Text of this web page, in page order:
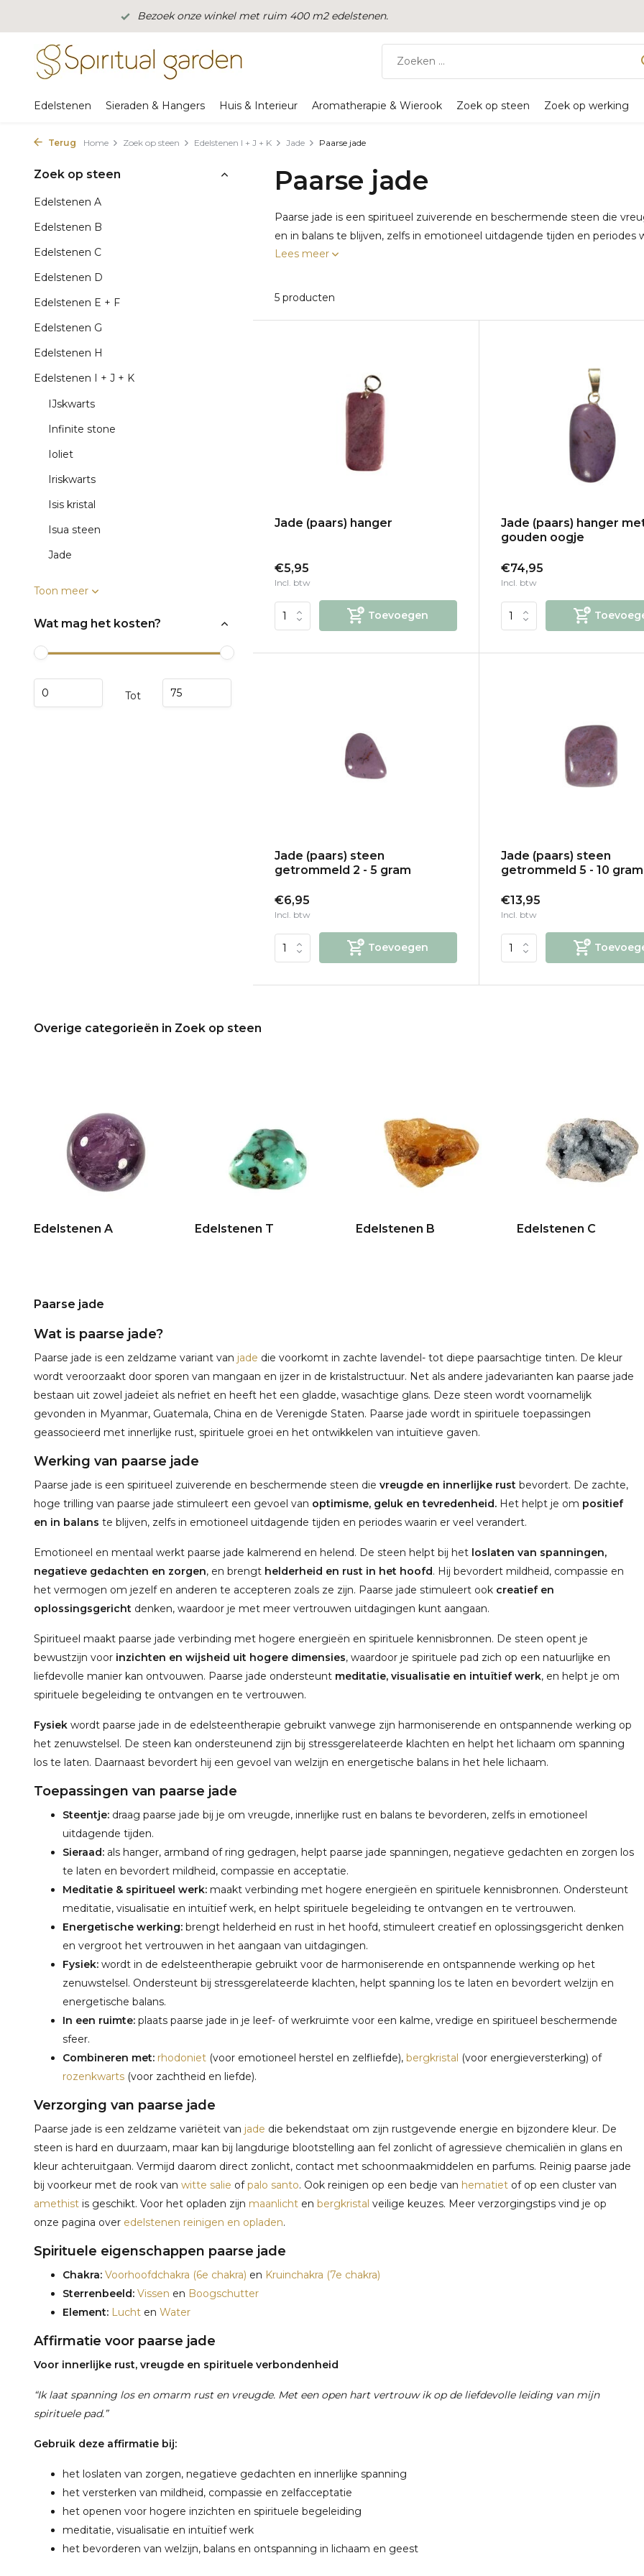
Bezoek onze winkel met ruim 400 m2 edelstenen.
Edelstenen Sieraden & Hangers Huis & Interieur Aromatherapie & Wierook Zoek op steen Zoek op werking
Terug Home Zoek op steen Edelstenen I + J + K Jade Paarse jade
Zoek op steen
Edelstenen A
Edelstenen B
Edelstenen C
Edelstenen D
Edelstenen E + F
Edelstenen G
Edelstenen H
Edelstenen I + J + K
IJskwarts
Infinite stone
Ioliet
Iriskwarts
Isis kristal
Isua steen
Jade
Toon meer
Wat mag het kosten?
Tot
Paarse jade
Paarse jade is een spiritueel zuiverende en beschermende steen die
en in balans te blijven, zelfs in emotioneel uitdagende tijden en periodes
Lees meer
5 producten
Jade (paars) hanger
€5,95
Incl. btw
Toevoegen
Jade (paars) hanger
gouden oogje
€74,95
Incl. btw
Jade (paars) steen
getrommeld 2 - 5 gram
€6,95
Incl. btw
Toevoegen
Jade (paars) steen
getrommeld 5 - 10 gram
€13,95
Incl. btw
Overige categorieën in Zoek op steen
Edelstenen A Edelstenen T Edelstenen B Edelstenen C
Paarse jade
Wat is paarse jade?
Paarse jade is een zeldzame variant van jade die voorkomt in zachte lavendel- tot diepe paarsachtige tinten. De kleur
wordt veroorzaakt door sporen van mangaan en ijzer in de kristalstructuur. Net als andere jadevarianten kan paarse jade
bestaan uit zowel jadeïet als nefriet en heeft het een gladde, wasachtige glans. Deze steen wordt voornamelijk
gevonden in Myanmar, Guatemala, China en de Verenigde Staten. Paarse jade wordt in spirituele toepassingen
geassocieerd met innerlijke rust, spirituele groei en het ontwikkelen van intuïtieve gaven.
Werking van paarse jade
Paarse jade is een spiritueel zuiverende en beschermende steen die vreugde en innerlijke rust bevordert. De zachte,
hoge trilling van paarse jade stimuleert een gevoel van optimisme, geluk en tevredenheid. Het helpt je om positief
en in balans te blijven, zelfs in emotioneel uitdagende tijden en periodes waarin er veel verandert.
Emotioneel en mentaal werkt paarse jade kalmerend en helend. De steen helpt bij het loslaten van spanningen,
negatieve gedachten en zorgen, en brengt helderheid en rust in het hoofd. Hij bevordert mildheid, compassie en
het vermogen om jezelf en anderen te accepteren zoals ze zijn. Paarse jade stimuleert ook creatief en
oplossingsgericht denken, waardoor je met meer vertrouwen uitdagingen kunt aangaan.
Spiritueel maakt paarse jade verbinding met hogere energieën en spirituele kennisbronnen. De steen opent je
bewustzijn voor inzichten en wijsheid uit hogere dimensies, waardoor je spirituele pad zich op een natuurlijke en
liefdevolle manier kan ontvouwen. Paarse jade ondersteunt meditatie, visualisatie en intuïtief werk, en helpt je om
spirituele begeleiding te ontvangen en te vertrouwen.
Fysiek wordt paarse jade in de edelsteentherapie gebruikt vanwege zijn harmoniserende en ontspannende werking op
het zenuwstelsel. De steen kan ondersteunend zijn bij stressgerelateerde klachten en helpt het lichaam om spanning
los te laten. Daarnaast bevordert hij een gevoel van welzijn en energetische balans in het hele lichaam.
Toepassingen van paarse jade
Steentje: draag paarse jade bij je om vreugde, innerlijke rust en balans te bevorderen, zelfs in emotioneel
uitdagende tijden.
Sieraad: als hanger, armband of ring gedragen, helpt paarse jade spanningen, negatieve gedachten en zorgen los
te laten en bevordert mildheid, compassie en acceptatie.
Meditatie & spiritueel werk: maakt verbinding met hogere energieën en spirituele kennisbronnen. Ondersteunt
meditatie, visualisatie en intuïtief werk, en helpt spirituele begeleiding te ontvangen en te vertrouwen.
Energetische werking: brengt helderheid en rust in het hoofd, stimuleert creatief en oplossingsgericht denken
en vergroot het vertrouwen in het aangaan van uitdagingen.
Fysiek: wordt in de edelsteentherapie gebruikt voor de harmoniserende en ontspannende werking op het
zenuwstelsel. Ondersteunt bij stressgerelateerde klachten, helpt spanning los te laten en bevordert welzijn en
energetische balans.
In een ruimte: plaats paarse jade in je leef- of werkruimte voor een kalme, vredige en spiritueel beschermende
sfeer.
Combineren met: rhodoniet (voor emotioneel herstel en zelfliefde), bergkristal (voor energieversterking) of
rozenkwarts (voor zachtheid en liefde).
Verzorging van paarse jade
Paarse jade is een zeldzame variëteit van jade die bekendstaat om zijn rustgevende energie en bijzondere kleur. De
steen is hard en duurzaam, maar kan bij langdurige blootstelling aan fel zonlicht of agressieve chemicaliën in glans en
kleur achteruitgaan. Vermijd daarom direct zonlicht, contact met schoonmaakmiddelen en parfums. Reinig paarse jade
bij voorkeur met de rook van witte salie ofpalo santo. Ook reinigen op een bedje van hematiet of op een cluster van
amethist is geschikt. Voor het opladen zijn maanlicht en bergkristal veilige keuzes. Meer verzorgingstips vind je op
onze pagina over edelstenen reinigen en opladen.
Spirituele eigenschappen paarse jade
Chakra: Voorhoofdchakra (6e chakra) en Kruinchakra (7e chakra)
Sterrenbeeld: Vissen en Boogschutter
Element: Lucht en Water
Affirmatie voor paarse jade
Voor innerlijke rust, vreugde en spirituele verbondenheid
“Ik laat spanning los en omarm rust en vreugde. Met een open hart vertrouw ik op de liefdevolle leiding van mijn
spirituele pad.”
Gebruik deze affirmatie bij:
het loslaten van zorgen, negatieve gedachten en innerlijke spanning
het versterken van mildheid, compassie en zelfacceptatie
het openen voor hogere inzichten en spirituele begeleiding
meditatie, visualisatie en intuïtief werk
het bevorderen van welzijn, balans en ontspanning in lichaam en geest